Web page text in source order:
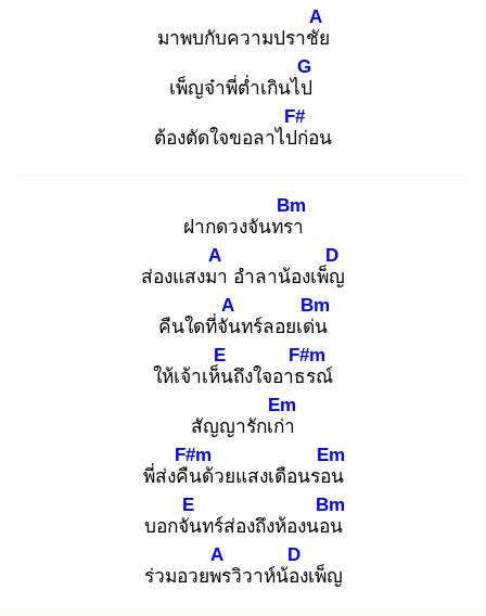
มาพบกับความปราชัย
A
เพ็ญจ๋าพี่ต่ำเกินไป
G
ต้องตัดใจขอลาไปก่
F#
อน
ฝากดวงจันทรา
Bm
ส่องแสงมา
A
อำลาน้องเพ็ญ
D
คืนใดที่จัน
A
ทร์ลอยเด่น
Bm
ให้เจ้าเห็น
E
ถึงใจอาธร
F#m
ณ์
สัญญารักเก่า
Em
พี่ส่งคืน
F#m
ด้วยแสงเดือนรอน
Em
บอกจัน
E
ทร์ส่องถึงห้องนอน
Bm
ร่วมอวยพร
A
วิวาห์น้อง
D
เพ็ญ